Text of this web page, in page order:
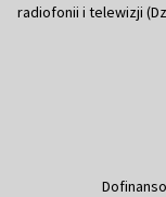
radiofonii i telewizji